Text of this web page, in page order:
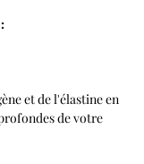
et de l'élastine en
de votre